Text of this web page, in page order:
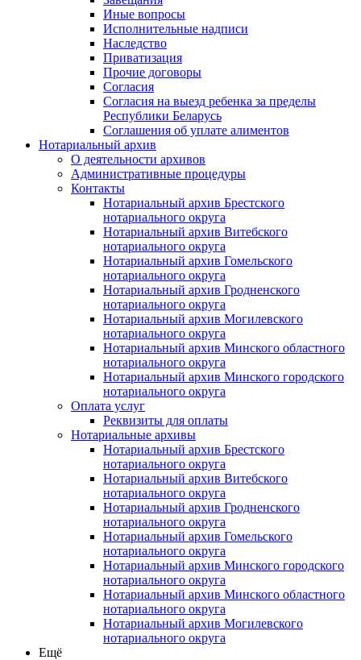
Иные вопросы
Исполнительные надписи
Наследство
Приватизация
Прочие договоры
Согласия
Согласия на выезд ребенка за пределы
Республики Беларусь
Соглашения об уплате алиментов
Нотариальный архив
О деятельности архивов
Административные процедуры
Контакты
Нотариальный архив Брестского
нотариального округа
Нотариальный архив Витебского
нотариального округа
Нотариальный архив Гомельского
нотариального округа
Нотариальный архив Гродненского
нотариального округа
Нотариальный архив Могилевского
нотариального округа
Нотариальный архив Минского областного
нотариального округа
Нотариальный архив Минского городского
нотариального округа
Оплата услуг
Реквизиты для оплаты
Нотариальные архивы
Нотариальный архив Брестского
нотариального округа
Нотариальный архив Витебского
нотариального округа
Нотариальный архив Гродненского
нотариального округа
Нотариальный архив Гомельского
нотариального округа
Нотариальный архив Минского городского
нотариального округа
Нотариальный архив Минского областного
нотариального округа
Нотариальный архив Могилевского
нотариального округа
Ещё